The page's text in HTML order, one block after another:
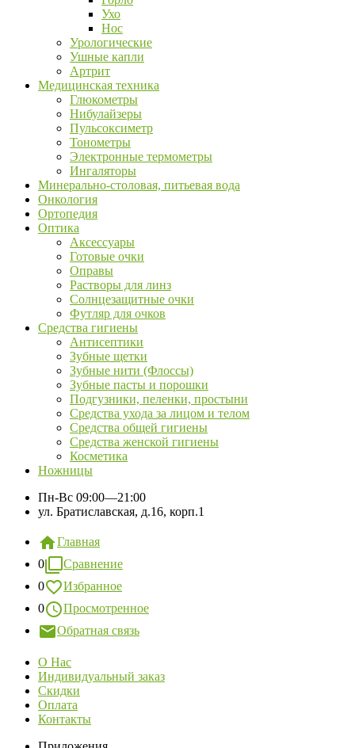
Ухо
Нос
Урологические
Ушные капли
Артрит
Медицинская техника
Глюкометры
Нибулайзеры
Пульсоксиметр
Тонометры
Электронные термометры
Ингаляторы
Минерально-столовая, питьевая вода
Онкология
Ортопедия
Оптика
Аксессуары
Готовые очки
Оправы
Растворы для линз
Солнцезащитные очки
Футляр для очков
Средства гигиены
Антисептики
Зубные щетки
Зубные нити (Флоссы)
Зубные пасты и порошки
Подгузники, пеленки, простыни
Средства ухода за лицом и телом
Средства общей гигиены
Средства женской гигиены
Косметика
Ножницы
Пн-Вс 09:00—21:00
ул. Братиславская, д.16, корп.1
Главная
0
Сравнение
0
Избранное
0
Просмотренное
Обратная связь
О Нас
Индивидуальный заказ
Скидки
Оплата
Контакты